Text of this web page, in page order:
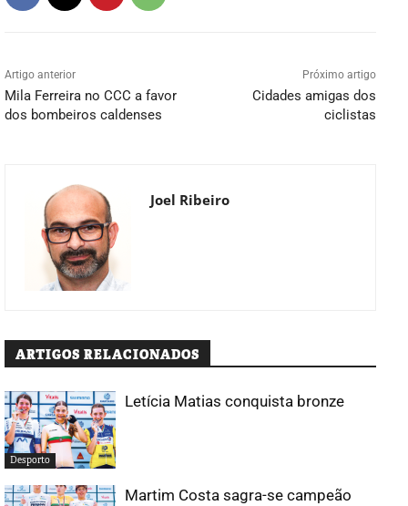
Artigo anterior
Mila Ferreira no CCC a favor
dos bombeiros caldenses
Próximo artigo
Cidades amigas dos
ciclistas
Joel Ribeiro
ARTIGOS RELACIONADOS
Desporto
Letícia Matias conquista bronze
Martim Costa sagra-se campeão